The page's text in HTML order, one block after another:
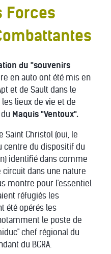
Forces
du "souvenirs
en auto ont été mis en
et de Sault dans le
lieux de vie et de
Maquis "Ventoux".
Saint Christol (oui, le
centre du dispositif du
identifié dans comme
circuit dans une nature
montre pour l'essentiel
réfugiés les
été opérés les
le poste de
chef régional du
du BCRA.